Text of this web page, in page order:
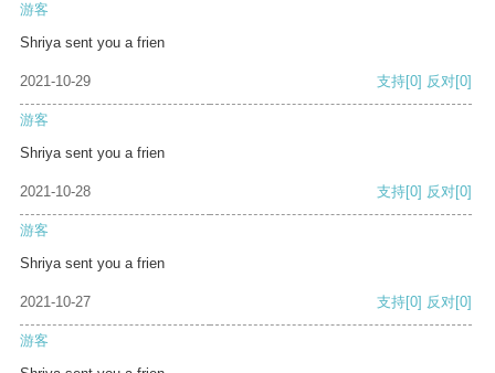
游客
Shriya sent you a frien
2021-10-29 支持[0] 反对[0]
游客
Shriya sent you a frien
2021-10-28 支持[0] 反对[0]
游客
Shriya sent you a frien
2021-10-27 支持[0] 反对[0]
游客